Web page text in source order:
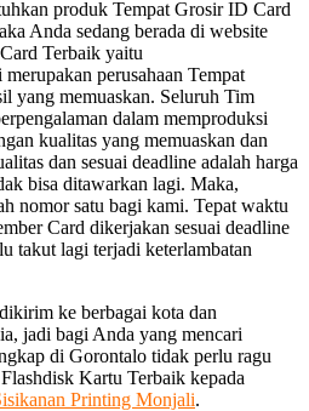
produk Tempat Grosir ID Card
Anda sedang berada di website
Terbaik yaitu
perusahaan Tempat
yang memuaskan. Seluruh Tim
dalam memproduksi
kualitas yang memuaskan dan
dan sesuai deadline adalah harga
bisa ditawarkan lagi. Maka,
nomor satu bagi kami. Tepat waktu
Card dikerjakan sesuai deadline
takut lagi terjadi keterlambatan
ke berbagai kota dan
jadi bagi Anda yang mencari
di Gorontalo tidak perlu ragu
Kartu Terbaik kepada
Printing Monjali.